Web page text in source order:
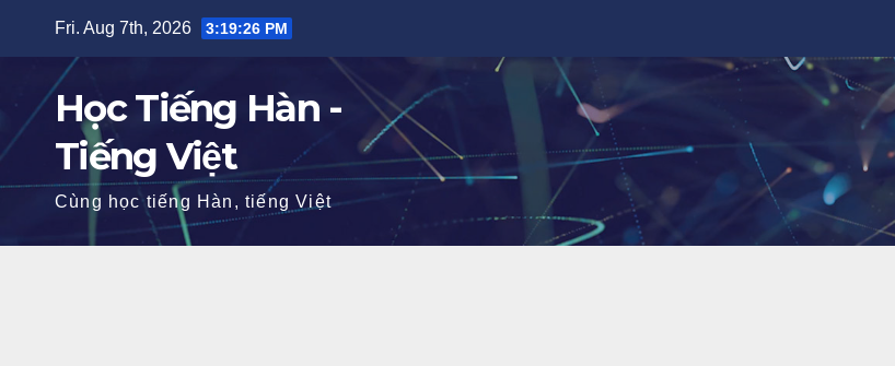
content
Fri. Aug 7th, 2026 3:19:28 PM
Học Tiếng Hàn -
Tiếng Việt
Cùng học tiếng Hàn, tiếng Việt